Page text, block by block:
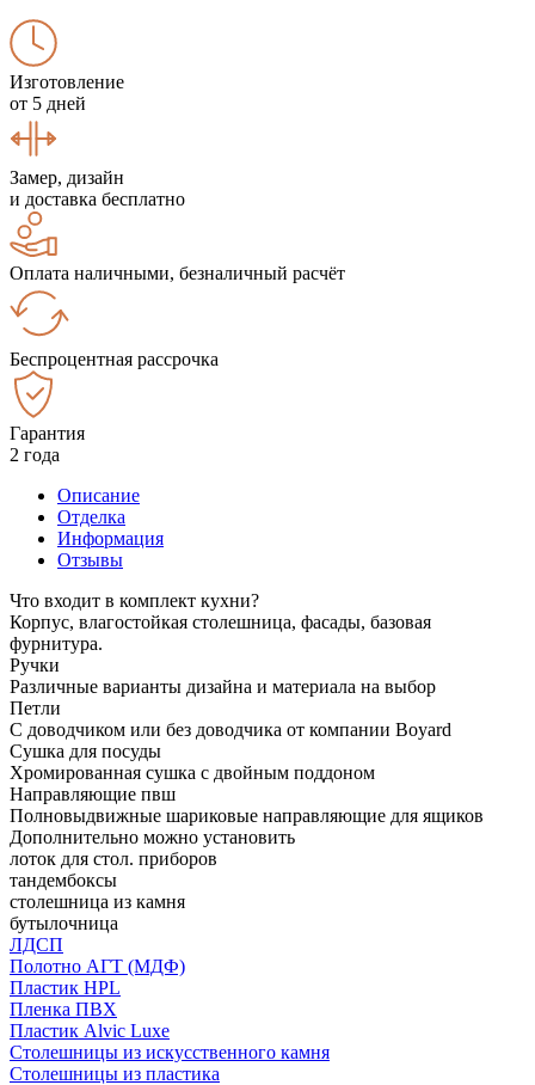
Изготовление
от 5 дней
Замер, дизайн
и доставка бесплатно
Оплата наличными, безналичный расчёт
Беспроцентная рассрочка
Гарантия
2 года
Описание
Отделка
Информация
Отзывы
Что входит в комплект кухни?
Корпус, влагостойкая столешница, фасады, базовая
фурнитура.
Ручки
Различные варианты дизайна и материала на выбор
Петли
С доводчиком или без доводчика от компании Boyard
Сушка для посуды
Хромированная сушка с двойным поддоном
Направляющие пвш
Полновыдвижные шариковые направляющие для ящиков
Дополнительно можно установить
лоток для стол. приборов
тандембоксы
столешница из камня
бутылочница
ЛДСП
Полотно АГТ (МДФ)
Пластик HPL
Пленка ПВХ
Пластик Alvic Luxe
Столешницы из искусственного камня
Столешницы из пластика